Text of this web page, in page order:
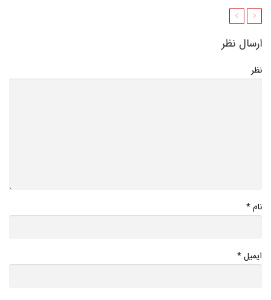
ارسال نظر
نظر
نام*
ایمیل*